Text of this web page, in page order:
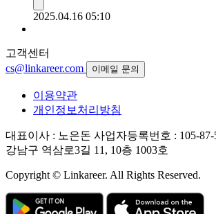
2025.04.16 05:10
고객센터
cs@linkareer.com
이메일 문의
이용약관
개인정보처리방침
대표이사 : 노은돈 사업자등록번호 : 105-87-
강남구 역삼로3길 11, 10층 1003호
Copyright © Linkareer. All Rights Reserved.